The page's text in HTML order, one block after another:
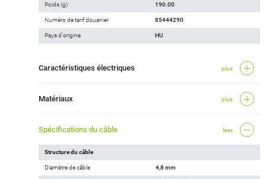
Poids (g) 190.00
Numéro de tarif douanier 85444290
Pays d'origine HU
Caractéristiques électriques plus
Matériaux plus
Spécifications du câble less
Structure du câble
Diamètre de câble 4,8 mm